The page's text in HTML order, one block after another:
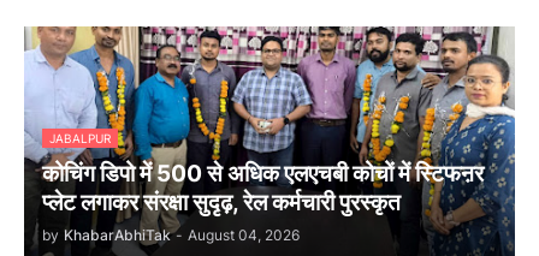
JABALPUR
कोचिंग डिपो में 500 से अधिक एलएचबी कोचों में स्टिफऩर
प्लेट लगाकर संरक्षा सुदृढ़, रेल कर्मचारी पुरस्कृत
by KhabarAbhiTak - August 04, 2026